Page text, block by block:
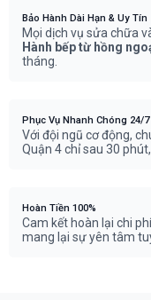
Bảo Hành Dài Hạn & Uy Tín
Mọi dịch vụ sửa chữa
Hành bếp từ hồng
tháng.
Phục Vụ Nhanh Chóng 24/7
Với đội ngũ cơ động,
Quận 4 chỉ sau 30
Hoàn Tiền 100%
Cam kết hoàn lại chi
mang lại sự yên tâm